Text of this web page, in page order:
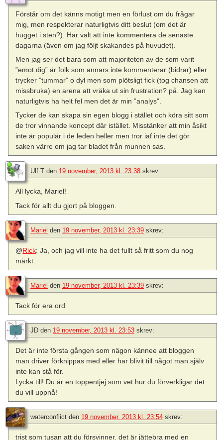
Förstår om det känns motigt men en förlust om du frågar
mig, men respekterar naturligtvis ditt beslut (om det är
hugget i sten?). Har valt att inte kommentera de senaste
dagarna (även om jag följt skakandes på huvudet).
Men jag ser det bara som att majoriteten av de som varit
”emot dig” är folk som annars inte kommenterar (bidrar) eller
trycker ”tummar” o dyl men som plötsligt fick (tog chansen att
missbruka) en arena att vräka ut sin frustration? på. Jag kan
naturligtvis ha helt fel men det är min ”analys”.
Tycker de kan skapa sin egen blogg i stället och köra sitt som
de tror vinnande koncept där istället. Misstänker att min åsikt
inte är populär i de leden heller men tror iaf inte det gör
saken värre om jag tar bladet från munnen sas.
Ulf T den 19 november, 2013 kl. 23:38 skrev:
All lycka, Mariel!
Tack för allt du gjort på bloggen.
Mariel den 19 november, 2013 kl. 23:39 skrev:
@Rick: Ja, och jag vill inte ha det fullt så fritt som du nog
märkt.
Mariel den 19 november, 2013 kl. 23:39 skrev:
Tack för era ord
JD den 19 november, 2013 kl. 23:53 skrev:
Det är inte första gången som nägon kännee att bloggen
man driver förknippas med eller har blivit till något man själv
inte kan stå för.
Lycka till! Du är en toppentjej som vet hur du förverkligar det
du vill uppnå!
waterconflict den 19 november, 2013 kl. 23:54 skrev:
trist som tusan att du försvinner. det är jättebra med en